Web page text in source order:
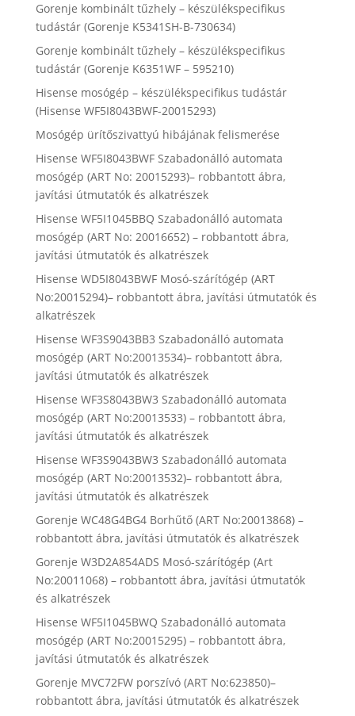
Gorenje kombinált tűzhely – készülékspecifikus
tudástár (Gorenje K5341SH-B-730634)
Gorenje kombinált tűzhely – készülékspecifikus
tudástár (Gorenje K6351WF – 595210)
Hisense mosógép – készülékspecifikus tudástár
(Hisense WF5I8043BWF-20015293)
Mosógép ürítőszivattyú hibájának felismerése
Hisense WF5I8043BWF Szabadonálló automata
mosógép (ART No: 20015293)– robbantott ábra,
javítási útmutatók és alkatrészek
Hisense WF5I1045BBQ Szabadonálló automata
mosógép (ART No: 20016652) – robbantott ábra,
javítási útmutatók és alkatrészek
Hisense WD5I8043BWF Mosó-szárítógép (ART
No:20015294)– robbantott ábra, javítási útmutatók és
alkatrészek
Hisense WF3S9043BB3 Szabadonálló automata
mosógép (ART No:20013534)– robbantott ábra,
javítási útmutatók és alkatrészek
Hisense WF3S8043BW3 Szabadonálló automata
mosógép (ART No:20013533) – robbantott ábra,
javítási útmutatók és alkatrészek
Hisense WF3S9043BW3 Szabadonálló automata
mosógép (ART No:20013532)– robbantott ábra,
javítási útmutatók és alkatrészek
Gorenje WC48G4BG4 Borhűtő (ART No:20013868) –
robbantott ábra, javítási útmutatók és alkatrészek
Gorenje W3D2A854ADS Mosó-szárítógép (Art
No:20011068) – robbantott ábra, javítási útmutatók
és alkatrészek
Hisense WF5I1045BWQ Szabadonálló automata
mosógép (ART No:20015295) – robbantott ábra,
javítási útmutatók és alkatrészek
Gorenje MVC72FW porszívó (ART No:623850)–
robbantott ábra, javítási útmutatók és alkatrészek